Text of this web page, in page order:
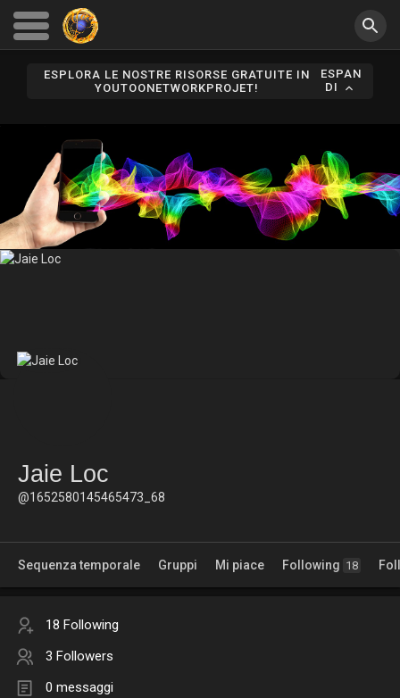
ESPLORA LE NOSTRE RISORSE GRATUITE IN
YOUTOONETWORKPROJET!
ESPAN
DI
Jaie Loc
@1652580145465473_68
Sequenza temporale Gruppi Mi piace Following 18
18 Following
3 Followers
0 messaggi